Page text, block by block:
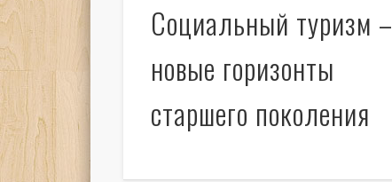
Социальный туризм –
новые горизонты
старшего поколения